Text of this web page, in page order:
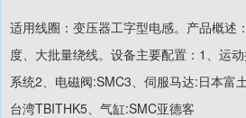
适用线圈：变压器工字型电感。产品概述
度、大批量绕线。设备主要配置：1、运
系统2、电磁阀:SMC3、伺服马达:日本富
台湾TBITHK5、气缸:SMC亚德客